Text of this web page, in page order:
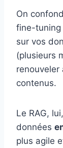
On
fine-tuning
sur vos
(plusieurs
renouveler
contenus.
Le RAG,
données
plus agile